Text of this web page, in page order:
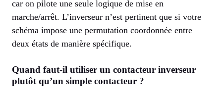
car on pilote une seule logique de mise en
marche/arrêt. L’inverseur n’est pertinent que si votre
schéma impose une permutation coordonnée entre
deux états de manière spécifique.
Quand faut-il utiliser un contacteur inverseur
plutôt qu’un simple contacteur ?